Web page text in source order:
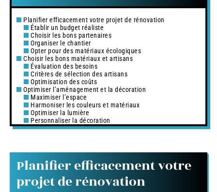
Planifier efficacement votre projet de rénovation
Établir un budget réaliste
Choisir les bons partenaires
Organiser le chantier
Opter pour des matériaux écologiques
Choisir les bons matériaux et artisans
Évaluation des besoins
Critères de sélection des artisans
Optimisation des coûts
Optimiser l’aménagement et la décoration
Maximiser l’espace
Harmoniser les couleurs et matériaux
Optimiser la lumière
Personnaliser la décoration
Planifier efficacement votre
projet de rénovation